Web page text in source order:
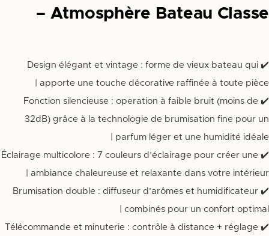
– Atmosphère Bateau Classe
✔️ Design élégant et vintage : forme de vieux bateau qui
apporte une touche décorative raffinée à toute pièce |
✔️ Fonction silencieuse : operation à faible bruit (moins de
32dB) grâce à la technologie de brumisation fine pour un
parfum léger et une humidité idéale |
✔️ Éclairage multicolore : 7 couleurs d’éclairage pour créer une
ambiance chaleureuse et relaxante dans votre intérieur |
✔️ Brumisation double : diffuseur d’arômes et humidificateur
combinés pour un confort optimal |
✔️ Télécommande et minuterie : contrôle à distance + réglage